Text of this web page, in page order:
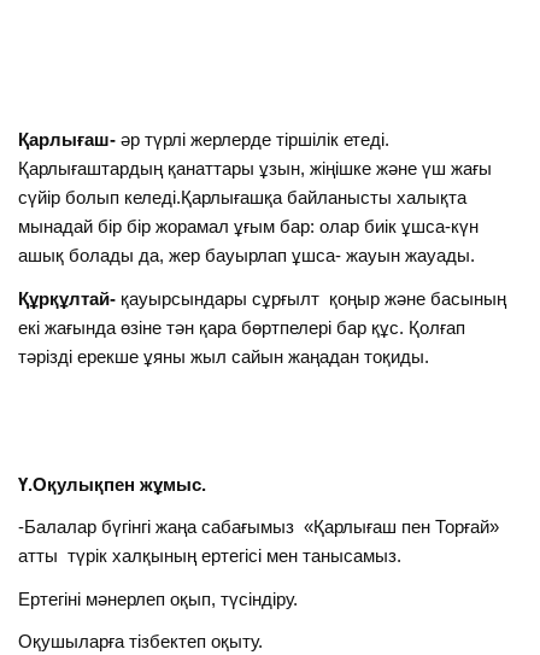
Қарлығаш- әр түрлі жерлерде тіршілік етеді.
Қарлығаштардың қанаттары ұзын, жіңішке және үш жағы
сүйір болып келеді.Қарлығашқа байланысты халықта
мынадай бір бір жорамал ұғым бар: олар биік ұшса-күн
ашық болады да, жер бауырлап ұшса- жауын жауады.
Құрқұлтай- қауырсындары сұрғылт қоңыр және басының
екі жағында өзіне тән қара бөртпелері бар құс. Қолғап
тәрізді ерекше ұяны жыл сайын жаңадан тоқиды.
Ү.Оқулықпен жұмыс.
-Балалар бүгінгі жаңа сабағымыз «Қарлығаш пен Торғай»
атты түрік халқының ертегісі мен танысамыз.
Ертегіні мәнерлеп оқып, түсіндіру.
Оқушыларға тізбектеп оқыту.